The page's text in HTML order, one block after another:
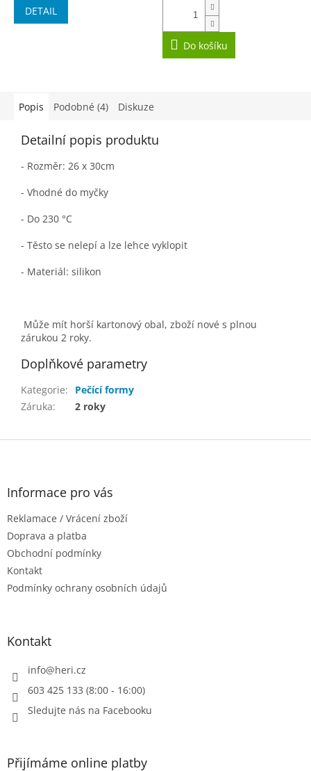
4,5
DETAIL
z
hvězdiček.
Do košíku
Popis Podobné (4) Diskuze
Detailní popis produktu
- Rozměr: 26 x 30cm
- Vhodné do myčky
- Do 230 °C
- Těsto se nelepí a lze lehce vyklopit
- Materiál: silikon
Může mít horší kartonový obal, zboží nové s plnou
zárukou 2 roky.
Doplňkové parametry
Kategorie:
Pečící formy
Záruka: 2 roky
Z
Informace pro vás
Reklamace / Vrácení zboží
Doprava a platba
Obchodní podmínky
Kontakt
Podmínky ochrany osobních údajů
Kontakt
info@heri.cz
603 425 133 (8:00 - 16:00)
Sledujte nás na Facebooku
Přijímáme online platby